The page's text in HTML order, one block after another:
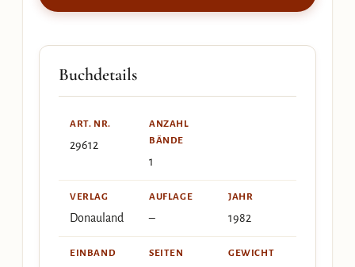
Buchdetails
ART. NR.
29612
ANZAHL
BÄNDE
1
VERLAG
Donauland
AUFLAGE
–
JAHR
1982
EINBAND SEITEN GEWICHT